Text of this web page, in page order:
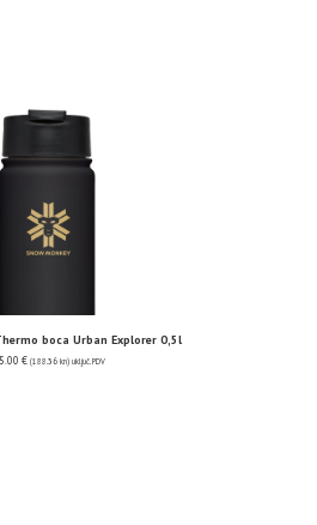
boca Urban Explorer 0,5l
€ (188.36 kn) uključ. PDV